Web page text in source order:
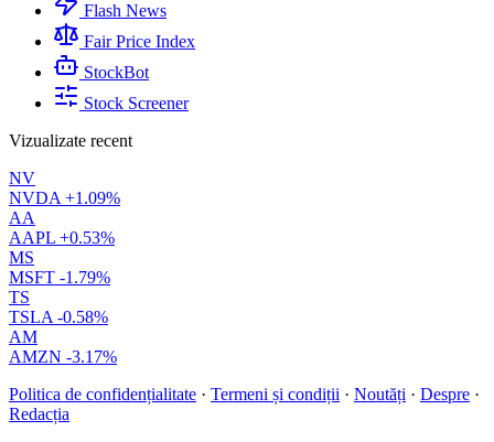
Flash News
Fair Price Index
StockBot
Stock Screener
Vizualizate recent
NV
NVDA +1.09%
AA
AAPL +0.53%
MS
MSFT -1.79%
TS
TSLA -0.58%
AM
AMZN -3.17%
Politica de confidențialitate · Termeni și condiții · Noutăți · Despre ·
Redacția